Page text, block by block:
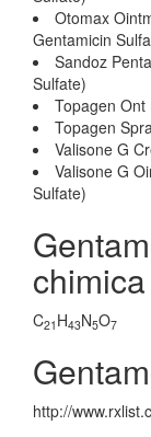
Otomax
Gentamicin
Sandoz
Sulfate)
Topagen Ont
Topagen
Valisone G
Valisone G
Sulfate)
chimica
C21 H43N5O7
http://